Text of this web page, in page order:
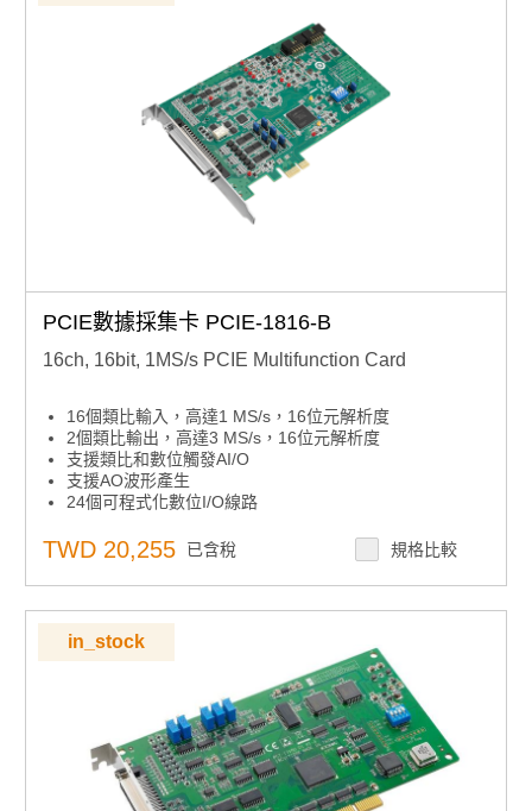
PCIE數據採集卡 PCIE-1816-B
16ch, 16bit, 1MS/s PCIE Multifunction Card
16個類比輸入，高達1 MS/s，16位元解析度
2個類比輸出，高達3 MS/s，16位元解析度
支援類比和數位觸發AI/O
支援AO波形產生
24個可程式化數位I/O線路
板載FIFO記憶體（4k樣本）
支援Microsoft Windows 7/10和Linux
TWD 20,255 已含稅 規格比較
in_stock